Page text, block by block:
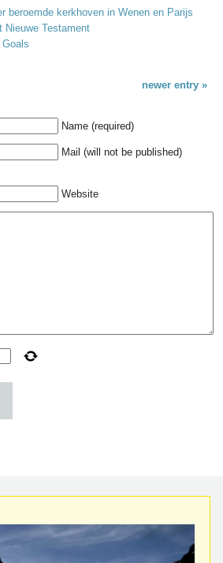
beroemde kerkhoven in Wenen en Parijs
Nieuwe Testament
newer entry »
Name (required)
Mail (will not be published)
Website